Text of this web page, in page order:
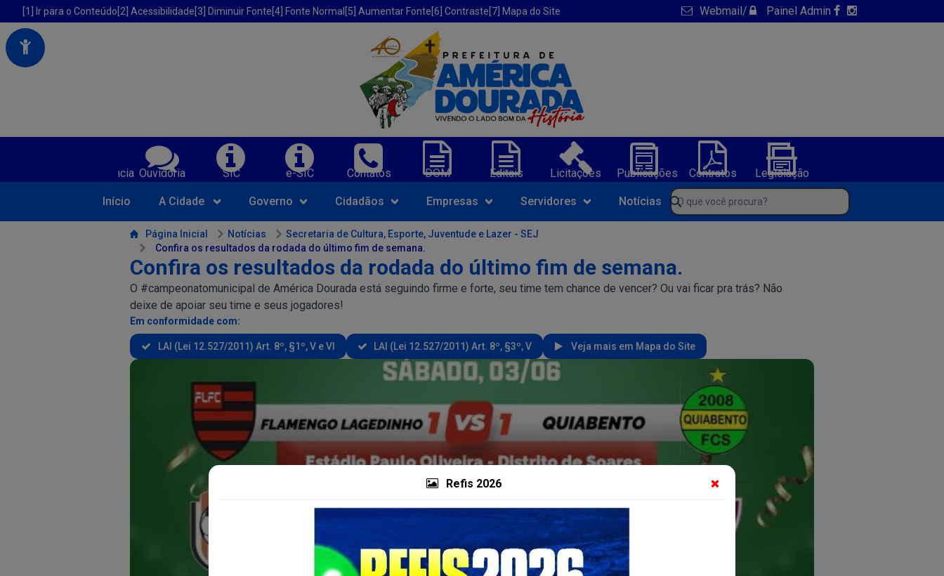
Portal da Prefeitura Municipal de America Dourada-BA
Refis 2026
Acessibilidade da Prefeitura de America Dourada-BA
[1] Ir para o Conteúdo [2] Acessibilidade [3] Diminuir Fonte [4] Fonte Normal [5] Aumentar Fonte [6] Contraste [7] Mapa do Site Webmail/ Painel Admin
Serviços da Prefeitura Municipal de America Dourada-BA;
Transparência Ouvidoria SIC e-SIC Contatos DOM Editais Licitações Publicações Contratos Legislação
Navegue pelo portal da Prefeitura de America Dourada-BA
O que você procura?
Início A Cidade Governo Cidadãos Empresas Servidores Notícias
Conteúdo da Prefeitura de America Dourada-BA
Página Inicial Notícias
Secretaria de Cultura, Esporte, Juventude e Lazer - SEJ
Confira os resultados da rodada do último fim de semana.
Confira os resultados da rodada do último fim de semana.
O #campeonatomunicipal de América Dourada está seguindo firme e forte, seu time tem chance de vencer? Ou vai ficar pra trás? Não
deixe de apoiar seu time e seus jogadores!
Em conformidade com:
LAI (Lei 12.527/2011) Art. 8º, §1º, V e VI LAI (Lei 12.527/2011) Art. 8º, §3º, V Veja mais em Mapa do Site